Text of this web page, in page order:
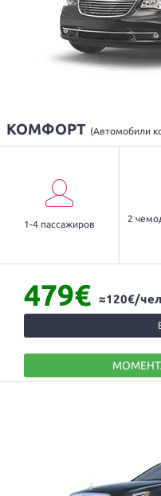
КОМФОРТ (Автомобили
1-4 пассажиров
2
479€ ≈120€/